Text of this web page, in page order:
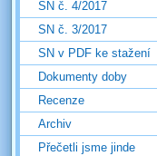
SN č. 4/2017
SN č. 3/2017
SN v PDF ke stažení
Dokumenty doby
Recenze
Archiv
Přečetli jsme jinde